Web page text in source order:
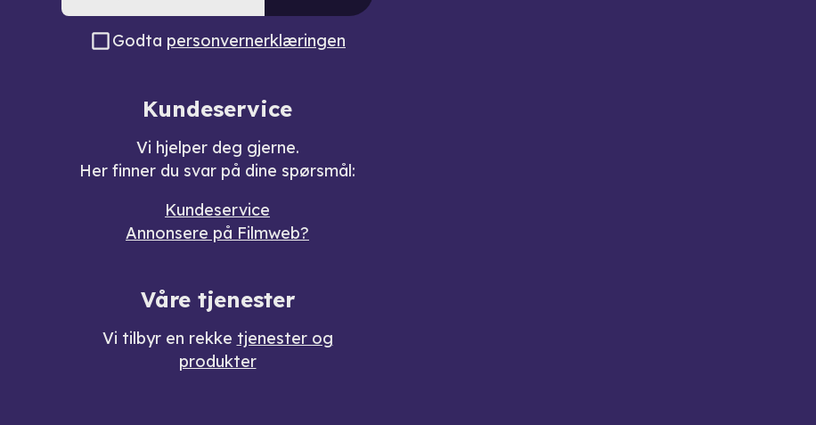
Godta personvernerklæringen
Kundeservice
Vi hjelper deg gjerne.
Her finner du svar på dine spørsmål:
Kundeservice
Annonsere på Filmweb?
Våre tjenester
Vi tilbyr en rekke tjenester og
produkter